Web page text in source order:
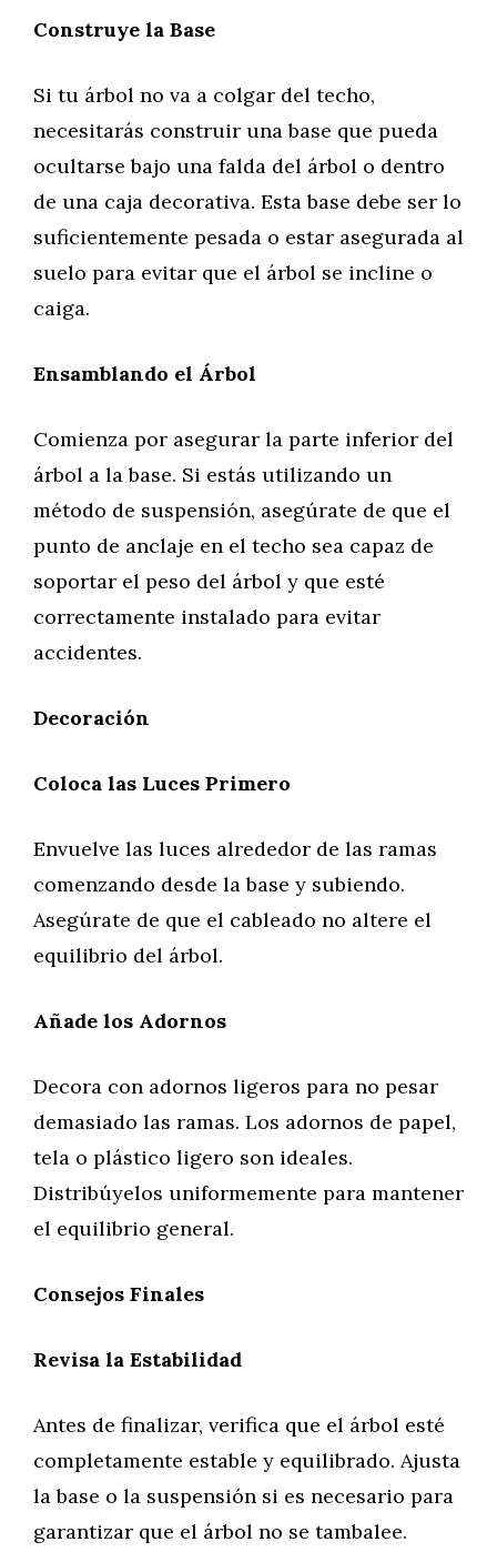
Construye la Base
Si tu árbol no va a colgar del techo,
necesitarás construir una base que pueda
ocultarse bajo una falda del árbol o dentro
de una caja decorativa. Esta base debe ser lo
suficientemente pesada o estar asegurada al
suelo para evitar que el árbol se incline o
caiga.
Ensamblando el Árbol
Comienza por asegurar la parte inferior del
árbol a la base. Si estás utilizando un
método de suspensión, asegúrate de que el
punto de anclaje en el techo sea capaz de
soportar el peso del árbol y que esté
correctamente instalado para evitar
accidentes.
Decoración
Coloca las Luces Primero
Envuelve las luces alrededor de las ramas
comenzando desde la base y subiendo.
Asegúrate de que el cableado no altere el
equilibrio del árbol.
Añade los Adornos
Decora con adornos ligeros para no pesar
demasiado las ramas. Los adornos de papel,
tela o plástico ligero son ideales.
Distribúyelos uniformemente para mantener
el equilibrio general.
Consejos Finales
Revisa la Estabilidad
Antes de finalizar, verifica que el árbol esté
completamente estable y equilibrado. Ajusta
la base o la suspensión si es necesario para
garantizar que el árbol no se tambalee.